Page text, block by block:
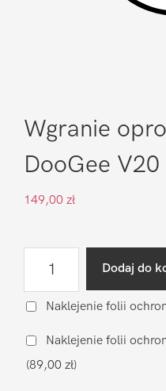
Wgranie
DooGee V20
149,00 zł
oprogramowania
V20
Pro
Dodaj do
Naklejenie folii
Naklejenie folii
(89,00 zł)